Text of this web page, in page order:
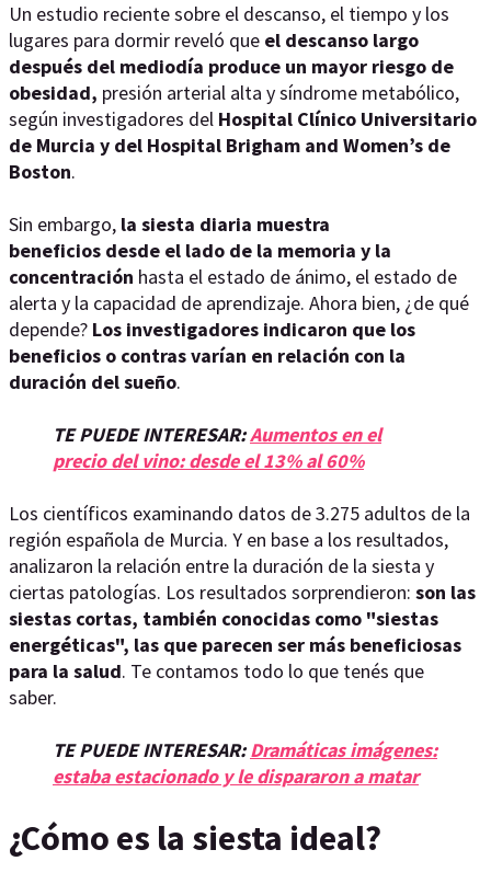
Un estudio reciente sobre el descanso, el tiempo y los
lugares para dormir reveló que el descanso largo
después del mediodía produce un mayor riesgo de
obesidad, presión arterial alta y síndrome metabólico,
según investigadores del Hospital Clínico Universitario
de Murcia y del Hospital Brigham and Women’s de
Boston.
Sin embargo, la siesta diaria muestra
beneficios desde el lado de la memoria y la
concentración hasta el estado de ánimo, el estado de
alerta y la capacidad de aprendizaje. Ahora bien, ¿de qué
depende? Los investigadores indicaron que los
beneficios o contras varían en relación con la
duración del sueño.
TE PUEDE INTERESAR:Aumentos en el
precio del vino: desde el 13% al 60%
Los científicos examinando datos de 3.275 adultos de la
región española de Murcia. Y en base a los resultados,
analizaron la relación entre la duración de la siesta y
ciertas patologías. Los resultados sorprendieron: son las
siestas cortas, también conocidas como "siestas
energéticas", las que parecen ser más beneficiosas
para la salud. Te contamos todo lo que tenés que
saber.
TE PUEDE INTERESAR:Dramáticas imágenes:
estaba estacionado y le dispararon a matar
¿Cómo es la siesta ideal?